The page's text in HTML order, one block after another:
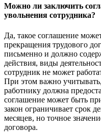
Можно ли заключить
увольнения сотрудника?
Да, такое соглашение
прекращения трудового
письменно и должно
действия, виды
сотрудник не может
При этом важно
работнику должна
соглашение может быть
закон ограничивает срок
месяцев, но точное
договора.